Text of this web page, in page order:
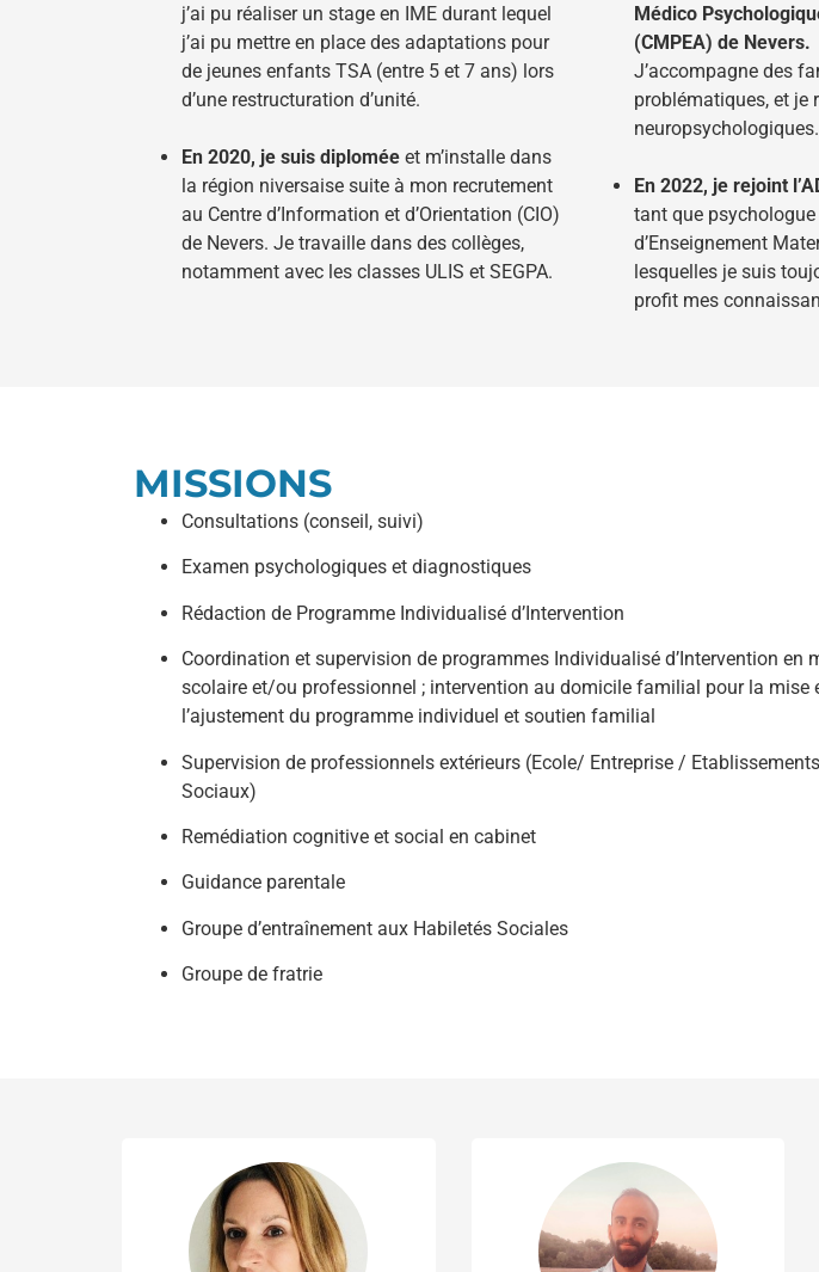
j’ai pu réaliser un stage en IME durant lequel
j’ai pu mettre en place des adaptations pour
de jeunes enfants TSA (entre 5 et 7 ans) lors
d’une restructuration d’unité.
En 2020, je suis diplomée et m’installe dans
la région niversaise suite à mon recrutement
au Centre d’Information et d’Orientation (CIO)
de Nevers. Je travaille dans des collèges,
notamment avec les classes ULIS et SEGPA.
Médico
(CMPEA) de Nevers.
J’accompagne des
problématiques, et je
neuropsychologiques.
En 2022, je rejoint
tant que
d’Enseignement
lesquelles je suis
profit mes
MISSIONS
Consultations (conseil, suivi)
Examen psychologiques et diagnostiques
Rédaction de Programme Individualisé d’Intervention
Coordination et supervision de programmes Individualisé d’Intervention en
scolaire et/ou professionnel ; intervention au domicile familial pour la mise
l’ajustement du programme individuel et soutien familial
Supervision de professionnels extérieurs (Ecole/ Entreprise /
Sociaux)
Remédiation cognitive et social en cabinet
Guidance parentale
Groupe d’entraînement aux Habiletés Sociales
Groupe de fratrie